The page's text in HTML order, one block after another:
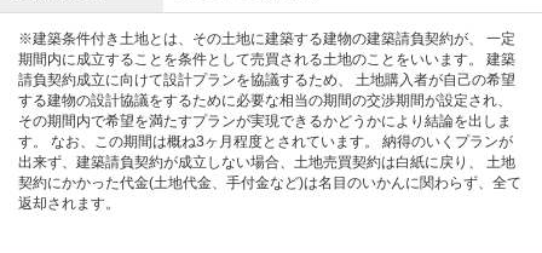
※建築条件付き土地とは、その土地に建築する建物の建築請負契約が、 一定
期間内に成立することを条件として売買される土地のことをいいます。 建築
請負契約成立に向けて設計プランを協議するため、 土地購入者が自己の希望
する建物の設計協議をするために必要な相当の期間の交渉期間が設定され、
その期間内で希望を満たすプランが実現できるかどうかにより結論を出しま
す。 なお、この期間は概ね3ヶ月程度とされています。 納得のいくプランが
出来ず、建築請負契約が成立しない場合、土地売買契約は白紙に戻り、 土地
契約にかかった代金(土地代金、手付金など)は名目のいかんに関わらず、全て
返却されます。